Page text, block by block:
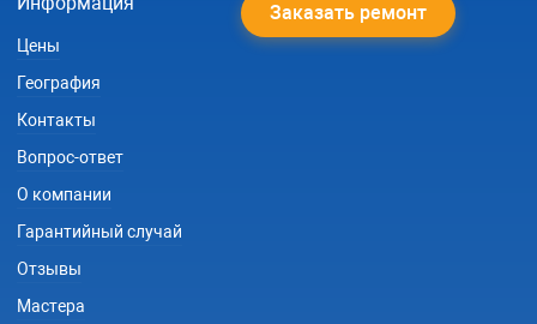
Цены
География
Контакты
Вопрос-ответ
О компании
Гарантийный случай
Отзывы
Мастера
Заказать ремонт